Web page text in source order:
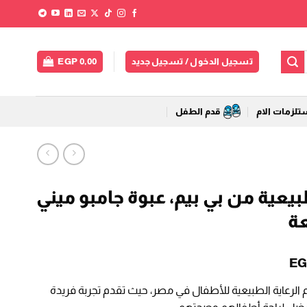
تسجيل الدخول / تسجيل جديد EGP 0,00
الام قدم الطفل
من بي بيم، عبوة جامبو ميني
هو:الطبيعية للأطفال في مصر، حيث تقدم تجربة فريدة